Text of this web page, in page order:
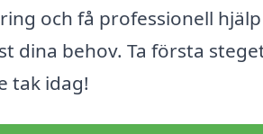
och få professionell
dina behov. Ta första
tak idag!